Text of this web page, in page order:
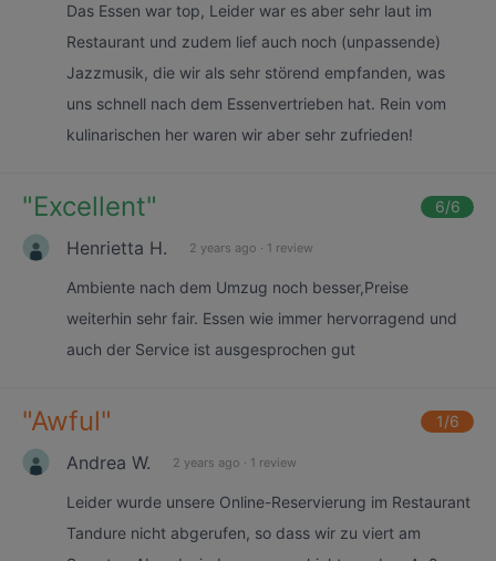
Das Essen war top, Leider war es aber sehr laut im
Restaurant und zudem lief auch noch (unpassende)
Jazzmusik, die wir als sehr störend empfanden, was
uns schnell nach dem Essenvertrieben hat. Rein vom
kulinarischen her waren wir aber sehr zufrieden!
"Excellent" 6/6
Henrietta H. 2 years ago · 1 review
Ambiente nach dem Umzug noch besser,Preise
weiterhin sehr fair. Essen wie immer hervorragend und
auch der Service ist ausgesprochen gut
"Awful" 1/6
Andrea W. 2 years ago · 1 review
Leider wurde unsere Online-Reservierung im Restaurant
Tandure nicht abgerufen, so dass wir zu viert am